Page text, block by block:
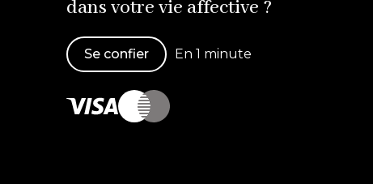
dans votre vie affective ?
Se confier En 1 minute